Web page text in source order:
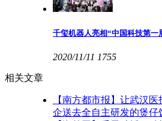
千玺机器人亮相“中国科技第一
2020/11/11 1755
相关文章
【南方都市报】让武汉
企送去全自主研发的煲仔